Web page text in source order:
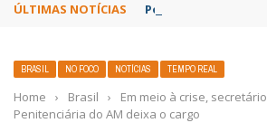
ÚLTIMAS NOTÍCIAS Poetas baianos
BRASIL NO FOCO NOTÍCIAS TEMPO REAL
Home › Brasil ›
Em meio à crise,
Penitenciária do AM deixa o cargo